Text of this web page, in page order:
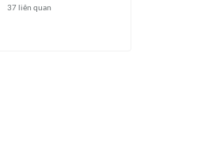
37liên quan